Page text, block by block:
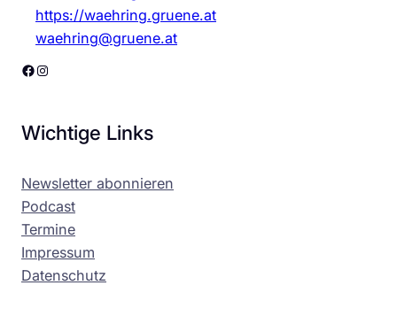
https://waehring.gruene.at
waehring@gruene.at
Facebook Instagram
Wichtige Links
Newsletter abonnieren
Podcast
Termine
Impressum
Datenschutz